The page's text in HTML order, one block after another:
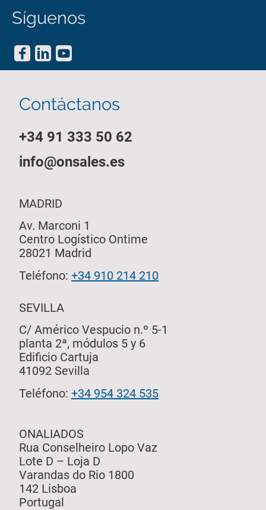
Síguenos
Contáctanos
+34 91 333 50 62
info@onsales.es
MADRID
Av. Marconi 1
Centro Logístico Ontime
28021 Madrid
Teléfono: +34 910 214 210
SEVILLA
C/ Américo Vespucio n.º 5-1
planta 2ª, módulos 5 y 6
Edificio Cartuja
41092 Sevilla
Teléfono: +34 954 324 535
ONALIADOS
Rua Conselheiro Lopo Vaz
Lote D – Loja D
Varandas do Rio 1800
142 Lisboa
Portugal